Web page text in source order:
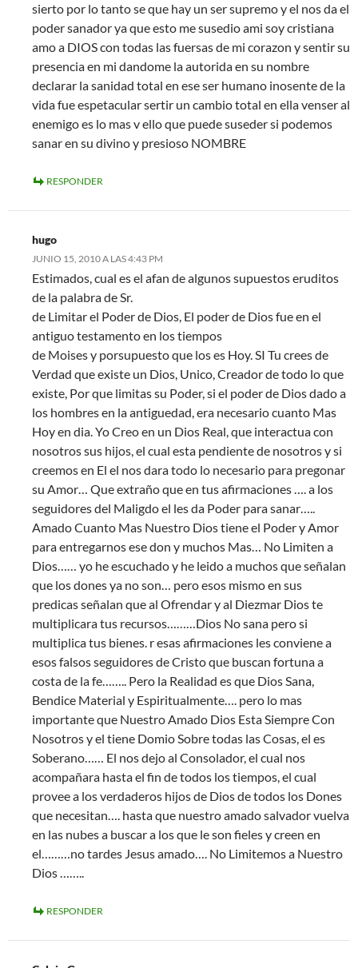
sierto por lo tanto se que hay un ser supremo y el nos da el
poder sanador ya que esto me susedio ami soy cristiana
amo a DIOS con todas las fuersas de mi corazon y sentir su
presencia en mi dandome la autorida en su nombre
declarar la sanidad total en ese ser humano inosente de la
vida fue espetacular sertir un cambio total en ella venser al
enemigo es lo mas v ello que puede suseder si podemos
sanar en su divino y presioso NOMBRE
RESPONDER
hugo
JUNIO 15, 2010 A LAS 4:43 PM
Estimados, cual es el afan de algunos supuestos eruditos
de la palabra de Sr.
de Limitar el Poder de Dios, El poder de Dios fue en el
antiguo testamento en los tiempos
de Moises y porsupuesto que los es Hoy. SI Tu crees de
Verdad que existe un Dios, Unico, Creador de todo lo que
existe, Por que limitas su Poder, si el poder de Dios dado a
los hombres en la antiguedad, era necesario cuanto Mas
Hoy en dia. Yo Creo en un Dios Real, que interactua con
nosotros sus hijos, el cual esta pendiente de nosotros y si
creemos en El el nos dara todo lo necesario para pregonar
su Amor… Que extraño que en tus afirmaciones …. a los
seguidores del Maligdo el les da Poder para sanar…..
Amado Cuanto Mas Nuestro Dios tiene el Poder y Amor
para entregarnos ese don y muchos Mas… No Limiten a
Dios…… yo he escuchado y he leido a muchos que señalan
que los dones ya no son… pero esos mismo en sus
predicas señalan que al Ofrendar y al Diezmar Dios te
multiplicara tus recursos………Dios No sana pero si
multiplica tus bienes. r esas afirmaciones les conviene a
esos falsos seguidores de Cristo que buscan fortuna a
costa de la fe…….. Pero la Realidad es que Dios Sana,
Bendice Material y Espiritualmente…. pero lo mas
importante que Nuestro Amado Dios Esta Siempre Con
Nosotros y el tiene Domio Sobre todas las Cosas, el es
Soberano…… El nos dejo al Consolador, el cual nos
acompañara hasta el fin de todos los tiempos, el cual
provee a los verdaderos hijos de Dios de todos los Dones
que necesitan…. hasta que nuestro amado salvador vuelva
en las nubes a buscar a los que le son fieles y creen en
el………no tardes Jesus amado…. No Limitemos a Nuestro
Dios ……..
RESPONDER